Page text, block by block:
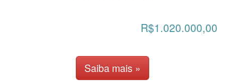
R$1.020.000,00
Saiba mais »